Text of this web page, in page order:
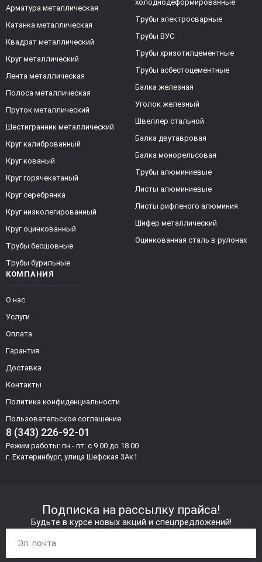
КОМПАНИЯ
О нас
Услуги
Оплата
Гарантия
Доставка
Контакты
Политика конфиденциальности
Пользовательское соглашение
8 (343) 226-92-01
Режим работы: пн - пт: с 9.00 до 18.00
г. Екатеринбург, улица Шефская 3Ак1
Арматура металлическая
Катанка металлическая
Квадрат металлический
Круг металлический
Лента металлическая
Полоса металлическая
Пруток металлический
Шестигранник металлический
Круг калиброванный
Круг кованый
Круг горячекатаный
Круг серебрянка
Круг низколегированный
Круг оцинкованный
Трубы бесшовные
Трубы бурильные
холоднодеформированные
Трубы электросварные
Трубы ВУС
Трубы хризотилцементные
Трубы асбестоцементные
Балка железная
Уголок железный
Швеллер стальной
Балка двутавровая
Балка монорельсовая
Трубы алюминиевые
Листы алюминиевые
Листы рифленого алюминия
Шифер металлический
Оцинкованная сталь в рулонах
Подписка на рассылку прайса!
Будьте в курсе новых акций и спецпредложений!